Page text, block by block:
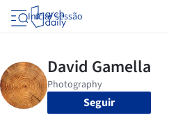
Iniciar sessão
Seguir